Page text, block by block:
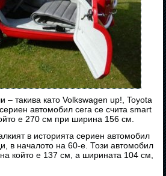
– такива като Volkswagen up!, Toyota
автомобил сега се счита smart
е 270 см при ширина 156 см.
в историята сериен автомобил
в началото на 60-е. Този автомобил
който е 137 см, а ширината 104 см,